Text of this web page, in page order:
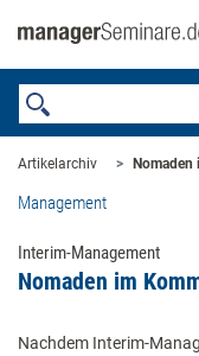
Artikelarchiv Nomaden
Management
Interim-Management
Nomaden im
Nachdem Interim-